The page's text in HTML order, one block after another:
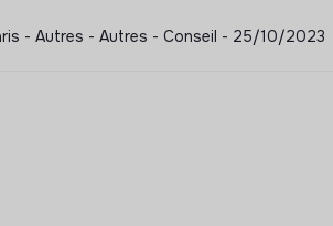
- Autres - Autres - Conseil - 25/10/2023